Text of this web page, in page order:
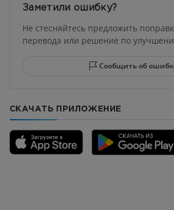
Заметили ошибку?
Не стесняйтесь предложить
перевода или решение по
Сообщить об
СКАЧАТЬ ПРИЛОЖЕНИЕ